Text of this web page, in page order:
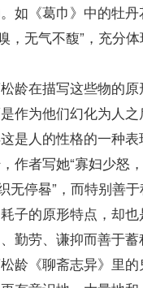
如《葛巾》中的牡丹
，无气不馥”，充分
在描写这些物的原
作为他们幻化为人
是人的性格的一种
作者写她“寡妇少怒
无停晷”，而特别善
子的原形特点，却
勤劳、谦抑而善于蓄
《聊斋志异》里的